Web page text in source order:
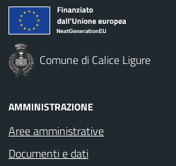
Comune di Calice Ligure
AMMINISTRAZIONE
Aree amministrative
Documenti e dati